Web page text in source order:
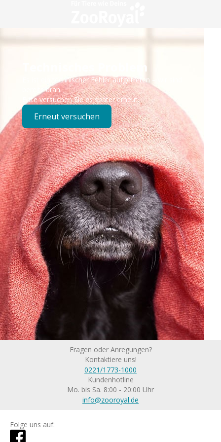
Technisches Problem
Es ist ein technischer Fehler aufgetreten – wir sind
bereits dran.
Bitte versuchen Sie es später erneut.
Erneut versuchen
Fragen oder Anregungen?
Kontaktiere uns!
0221/1773-1000
Kundenhotline
Mo. bis Sa. 8:00 - 20:00 Uhr
info@zooroyal.de
Folge uns auf: